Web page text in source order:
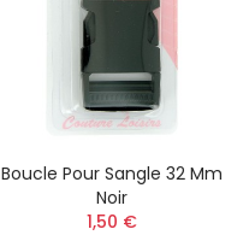
Boucle Pour Sangle 32 Mm
Noir
1,50 €